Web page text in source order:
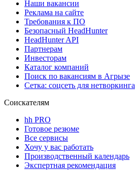
Наши вакансии
Реклама на сайте
Требования к ПО
Безопасный HeadHunter
HeadHunter API
Партнерам
Инвесторам
Каталог компаний
Поиск по вакансиям в Агрызе
Сетка: соцсеть для нетворкинга
Соискателям
hh PRO
Готовое резюме
Все сервисы
Хочу у вас работать
Производственный календарь
Экспертная рекомендация